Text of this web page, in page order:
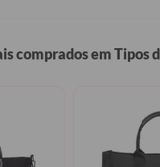
comprados em Tipos